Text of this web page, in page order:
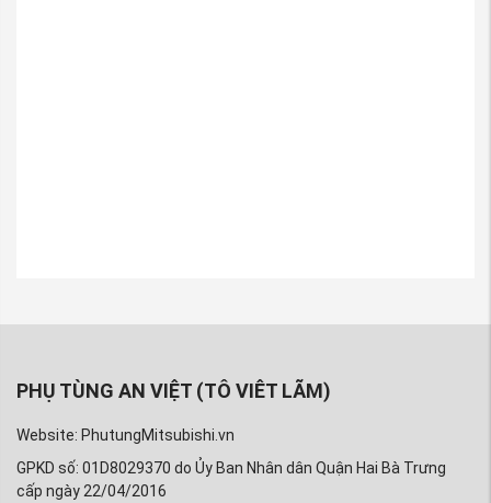
PHỤ TÙNG AN VIỆT (TÔ VIÊT LÃM)
Website: PhutungMitsubishi.vn
GPKD số: 01D8029370 do Ủy Ban Nhân dân Quận Hai Bà Trưng
cấp ngày 22/04/2016